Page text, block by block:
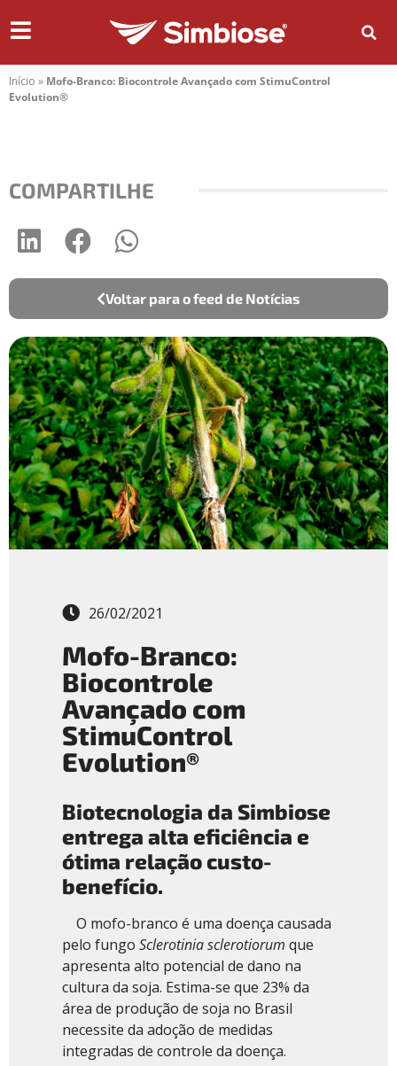
Início » Mofo-Branco: Biocontrole Avançado com StimuControl
Evolution®
COMPARTILHE
Voltar para o feed de Notícias
26/02/2021
Mofo-Branco:
Biocontrole
Avançado com
StimuControl
Evolution®
Biotecnologia da Simbiose
entrega alta eficiência e
ótima relação custo-
benefício.
O mofo-branco é uma doença causada
pelo fungo Sclerotinia sclerotiorum que
apresenta alto potencial de dano na
cultura da soja. Estima-se que 23% da
área de produção de soja no Brasil
necessite da adoção de medidas
integradas de controle da doença.